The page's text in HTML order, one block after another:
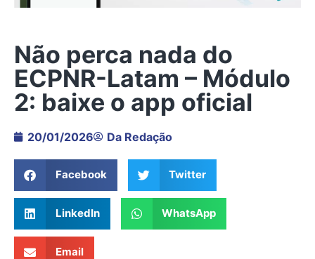
Não perca nada do
ECPNR-Latam – Módulo
2: baixe o app oficial
20/01/2026 Da Redação
Facebook Twitter
LinkedIn WhatsApp
Email